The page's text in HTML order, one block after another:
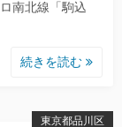
南北線「駒込
続きを読む
東京都品川区